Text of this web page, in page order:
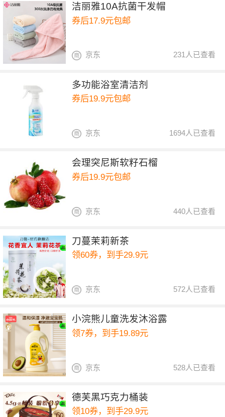
洁丽雅10A抗菌干发帽
券后17.9元包邮
231人已查看
京东
多功能浴室清洁剂
券后19.9元包邮
1694人已查看
京东
会理突尼斯软籽石榴
券后19.9元包邮
440人已查看
京东
刀蔓茉莉新茶
领60券，到手29.9元
572人已查看
京东
小浣熊儿童洗发沐浴露
领7券，到手19.89元
528人已查看
京东
德芙黑巧克力桶装
领10券，到手29.9元